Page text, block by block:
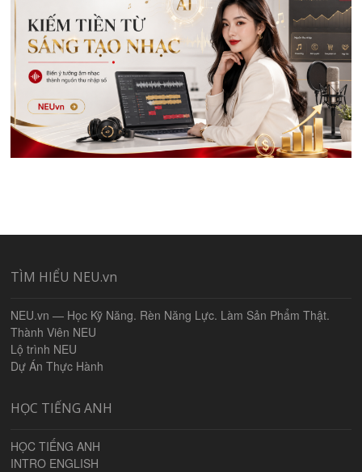
TÌM HIỂU NEU.vn
NEU.vn — Học Kỹ Năng. Rèn Năng Lực. Làm Sản Phẩm Thật.
Thành Viên NEU
Lộ trình NEU
Dự Án Thực Hành
HỌC TIẾNG ANH
HỌC TIẾNG ANH
INTRO ENGLISH